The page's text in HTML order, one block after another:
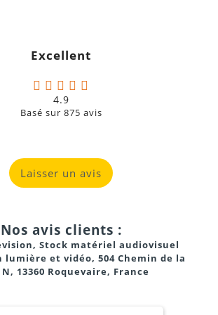
: 4 voies dédiées aux claviers, lecteurs
: Pour connecter un smartphone
externe.
RMFX 32-bits
Excellent
4.9
Basé sur 875 avis
Laisser un avis
Nos avis clients :
Stock matériel audiovisuel
lumière et vidéo, 504 Chemin de la
N, 13360 Roquevaire, France